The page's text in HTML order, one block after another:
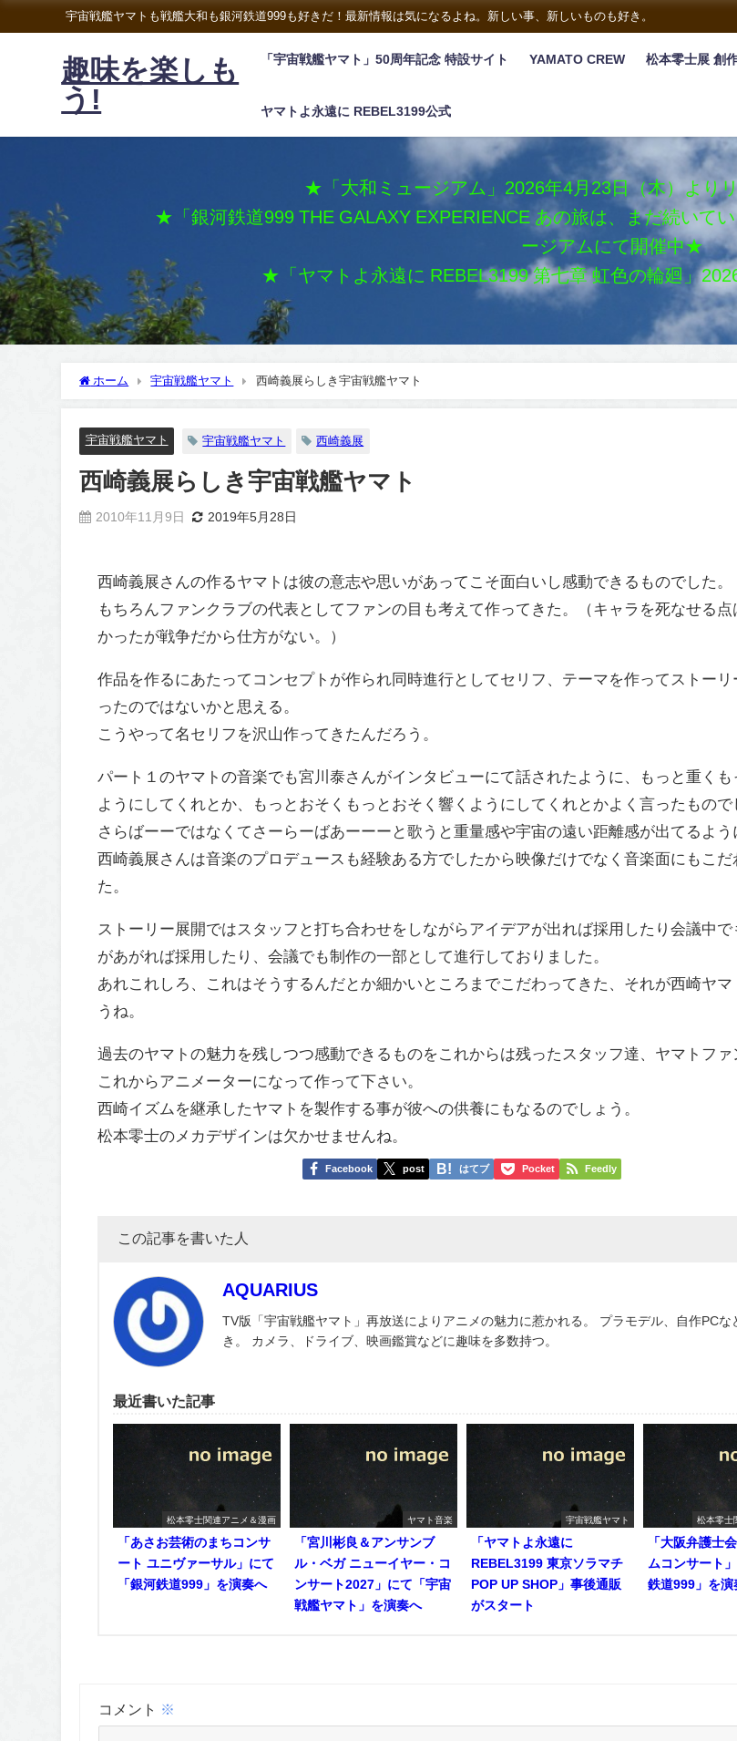
宇宙戦艦ヤマトも戦艦大和も銀河鉄道999も好きだ！最新情報は気になるよね。新しい事、新しいものも好き。
趣味を楽しも
う!
「宇宙戦艦ヤマト」50周年記念 特設サイト YAMATO CREW 松本零士展 創
ヤマトよ永遠に REBEL3199公式
★「大和ミュージアム」2026年4月23日（木）より
★「銀河鉄道999 THE GALAXY EXPERIENCE あの旅は、まだ続いて
ージアムにて開催中★
★「ヤマトよ永遠に REBEL3199 第七章 虹色の輪廻」
ホーム 宇宙戦艦ヤマト 西崎義展らしき宇宙戦艦ヤマト
宇宙戦艦ヤマト 宇宙戦艦ヤマト 西崎義展
西崎義展らしき宇宙戦艦ヤマト
2010年11月9日 2019年5月28日
西崎義展さんの作るヤマトは彼の意志や思いがあってこそ面白いし感動できるものでした。
もちろんファンクラブの代表としてファンの目も考えて作ってきた。（キャラを死なせる点
かったが戦争だから仕方がない。）
作品を作るにあたってコンセプトが作られ同時進行としてセリフ、テーマを作ってストーリ
ったのではないかと思える。
こうやって名セリフを沢山作ってきたんだろう。
パート１のヤマトの音楽でも宮川泰さんがインタビューにて話されたように、もっと重くも
ようにしてくれとか、もっとおそくもっとおそく響くようにしてくれとかよく言ったもので
さらばーーではなくてさーらーばあーーーと歌うと重量感や宇宙の遠い距離感が出てるよう
西崎義展さんは音楽のプロデュースも経験ある方でしたから映像だけでなく音楽面にもこだ
た。
ストーリー展開ではスタッフと打ち合わせをしながらアイデアが出れば採用したり会議中
があがれば採用したり、会議でも制作の一部として進行しておりました。
あれこれしろ、これはそうするんだとか細かいところまでこだわってきた、それが西崎ヤマ
うね。
過去のヤマトの魅力を残しつつ感動できるものをこれからは残ったスタッフ達、ヤマトファ
これからアニメーターになって作って下さい。
西崎イズムを継承したヤマトを製作する事が彼への供養にもなるのでしょう。
松本零士のメカデザインは欠かせませんね。
Facebook post はてブ Pocket Feedly
この記事を書いた人
AQUARIUS
TV版「宇宙戦艦ヤマト」再放送によりアニメの魅力に惹かれる。 プラモデル、自作PCな
き。 カメラ、ドライブ、映画鑑賞などに趣味を多数持つ。
最近書いた記事
松本零士関連アニメ＆漫画
「あさお芸術のまちコンサ
ート ユニヴァーサル」にて
「銀河鉄道999」を演奏へ
ヤマト音楽
「宮川彬良＆アンサンブ
ル・ベガ ニューイヤー・コ
ンサート2027」にて「宇宙
戦艦ヤマト」を演奏へ
宇宙戦艦ヤマト
「ヤマトよ永遠に
REBEL3199 東京ソラマチ
POP UP SHOP」事後通販
がスタート
松本零士
「大阪弁護士
ムコンサート
鉄道999」を演
コメント ※